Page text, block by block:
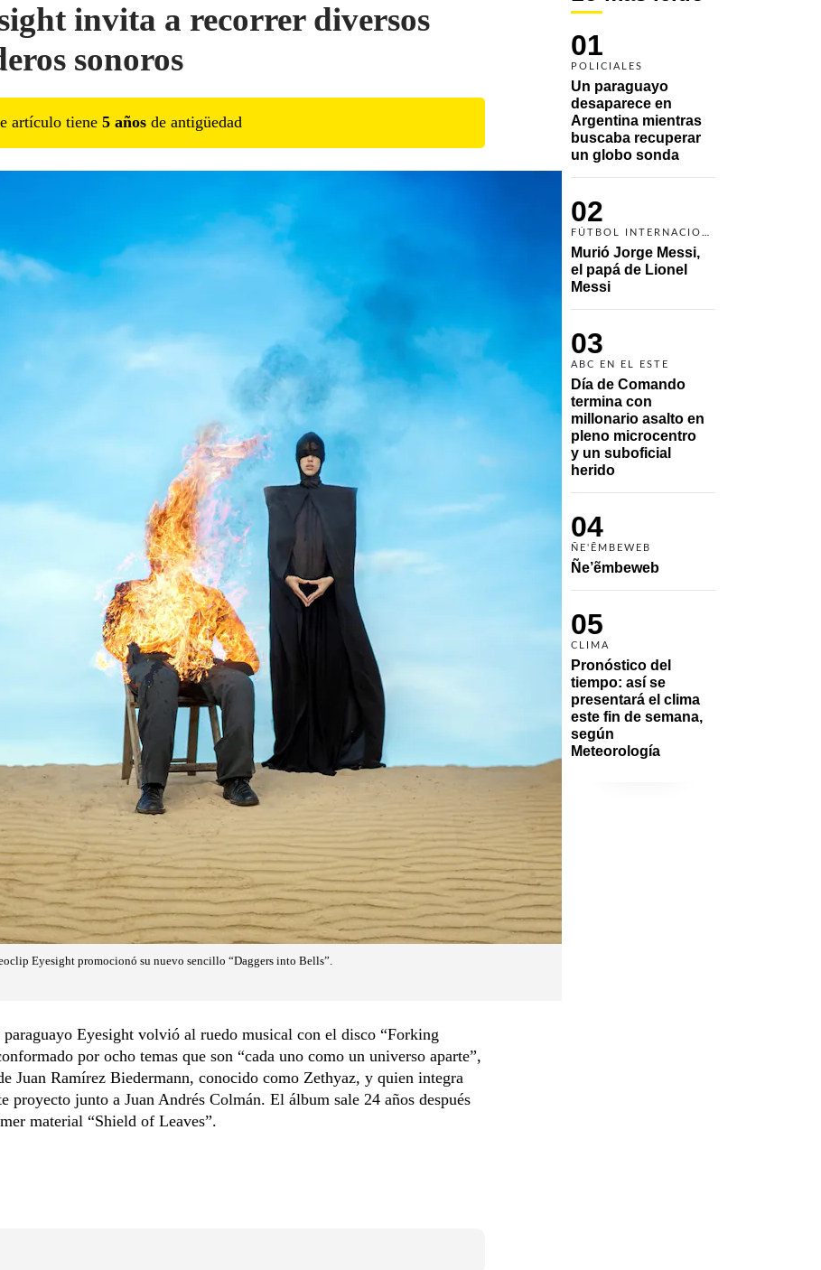
01
POLICIALES
Un paraguayo
desaparece en
Argentina mientras
buscaba recuperar
un globo sonda
02
Murió Jorge Messi,
el papá de Lionel
Messi
03
ABC EN EL ESTE
Día de Comando
termina con
millonario asalto en
pleno microcentro
y un suboficial
herido
04
ÑE'ẼMBEWEB
Ñe’ẽmbeweb
05
CLIMA
Pronóstico del
tiempo: así se
presentará el clima
este fin de semana,
según
Meteorología
invita a recorrer diversos
sonoros
artículo tiene 5 años de antigüedad
Eyesight promocionó su nuevo sencillo “Daggers into Bells”.
Eyesight volvió al ruedo musical con el disco “Forking
por ocho temas que son “cada uno como un universo aparte”,
Juan Ramírez Biedermann, conocido como Zethyaz, y quien integra
proyecto junto a Juan Andrés Colmán. El álbum sale 24 años después
material “Shield of Leaves”.